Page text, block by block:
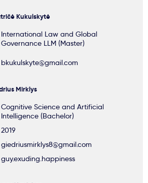
Kukulskytė
International Law and Global
Governance LLM (Master)
bkukulskyte@gmail.com
Mirklys
Cognitive Science and Artificial
Intelligence (Bachelor)
2019
giedriusmirklys8@gmail.com
guy.exuding.happiness